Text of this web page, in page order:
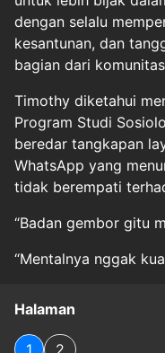
dengan selalu
kesantunan, dan
bagian dari
Timothy diketahui
Program Studi
beredar tangkapan
WhatsApp yang
tidak berempati
“Badan gembor gitu
“Mentalnya nggak
Halaman
1 2